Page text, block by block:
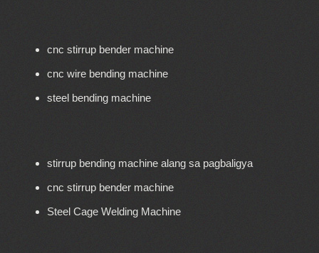
cnc stirrup bender machine
cnc wire bending machine
steel bending machine
stirrup bending machine alang sa pagbaligya
cnc stirrup bender machine
Steel Cage Welding Machine